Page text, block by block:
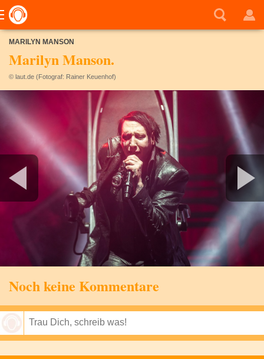
MARILYN MANSON
Marilyn Manson.
© laut.de (Fotograf: Rainer Keuenhof)
Noch keine Kommentare